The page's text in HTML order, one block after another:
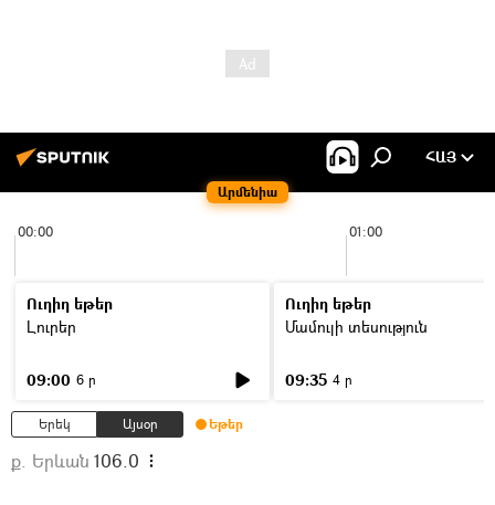
Արմենիա
ՀԱՅ
00:00 01:00
Ուղիղ եթեր
Լուրեր
09:00 6 ր
Ուղիղ եթեր
Մամուլի տեսություն
09:35 4 ր
Երեկ Այսօր Եթեր
ք. Երևան 106.0